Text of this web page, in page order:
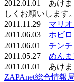
2012.01.01 あけ
しくお願いします。
2011.11.29 マリ
2011.06.03 ホビ
2011.06.01 チン
2011.05.27 めん
2011.01.01 あけ
ZAPAnet総合情報